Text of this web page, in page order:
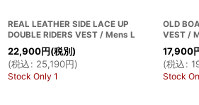
REAL LEATHER SIDE LACE UP
DOUBLE RIDERS VEST / Mens L
22,900円(税別)
(税込: 25,190円)
Stock Only 1
OLD
VEST /
17,900
(税込:
Stock